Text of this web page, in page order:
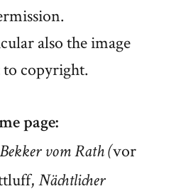
also the image
to copyright.
page:
vom Rath (vor
Nächtlicher